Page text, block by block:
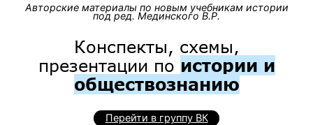
Авторские материалы по новым учебникам истории
под ред. Мединского В.Р.
Конспекты, схемы,
презентации по истории и
обществознанию
Перейти в группу ВК